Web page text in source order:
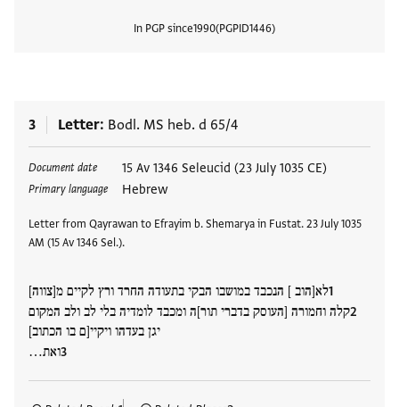
In PGP since1990 PGPID1446
3 Letter Bodl. MS heb. d 65/4
Document date 15 Av 1346 Seleucid (23 July 1035 CE)
Primary language Hebrew
Letter from Qayrawan to Efrayim b. Shemarya in Fustat. 23 July 1035
AM (15 Av 1346 Sel.).
לא[הוב ] הנכבד במושבו הבקי בתעודה החרד ורץ לקיים מ[צווה]
קלה וחמורה [העוסק בדברי תור]ה ומכבד לומדיה בלי לב ולב המקום
יגן בעדהו ויקיי[ם בו הכתוב]
ואת…
Tags